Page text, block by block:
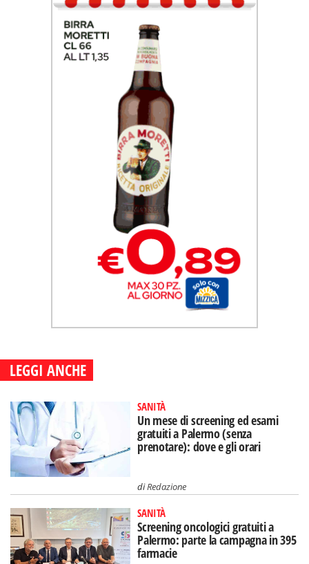
LEGGI ANCHE
SANITÀ
Un mese di screening ed esami
gratuiti a Palermo (senza
prenotare): dove e gli orari
diRedazione
SANITÀ
Screening oncologici gratuiti a
Palermo: parte la campagna in 395
farmacie